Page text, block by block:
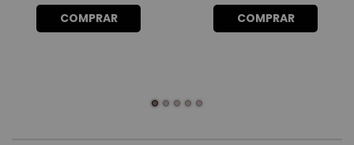
COMPRAR COMPRAR